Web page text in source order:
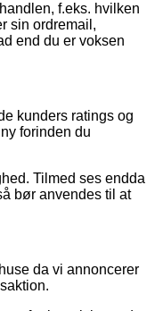
f.eks. hvilken
sin ordremail,
end du er voksen
kunders ratings og
forinden du
Tilmed ses endda
bør anvendes til at
da vi annoncerer